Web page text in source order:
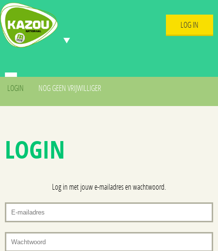
LOG IN
LOGIN NOG GEEN VRIJWILLIGER
LOGIN
Log in met jouw e-mailadres en wachtwoord.